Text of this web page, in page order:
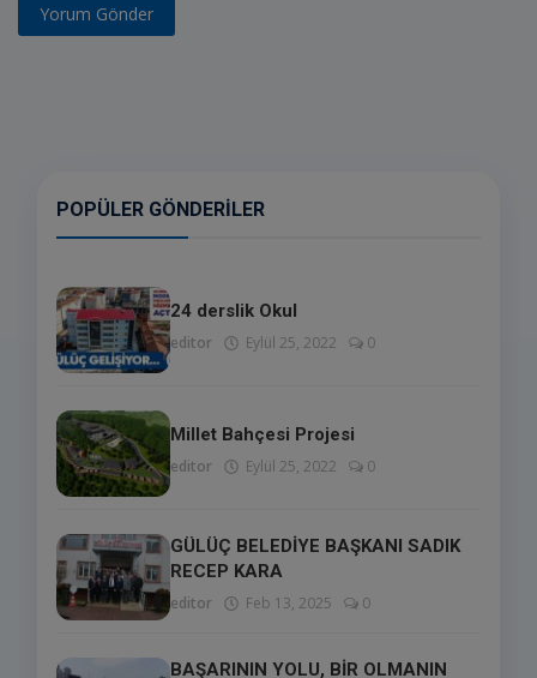
Yorum Gönder
POPÜLER GÖNDERILER
24 derslik Okul
editor Eylül 25, 2022 0
Millet Bahçesi Projesi
editor Eylül 25, 2022 0
GÜLÜÇ BELEDİYE BAŞKANI SADIK
RECEP KARA
editor Feb 13, 2025 0
BAŞARININ YOLU, BİR OLMANIN